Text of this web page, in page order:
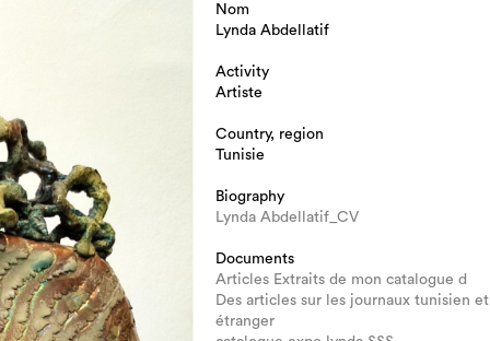
Nom
Lynda Abdellatif
Activity
Artiste
Country, region
Tunisie
Biography
Lynda Abdellatif_CV
Documents
Articles Extraits de mon catalogue d
Des articles sur les journaux tunisien et
étranger